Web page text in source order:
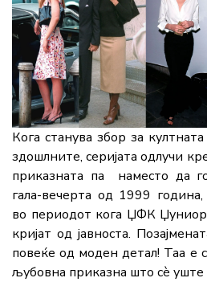
Кога станува збор за
здошлните, серијата одлучи
приказната па наместо да
гала-вечерта од 1999
во периодот кога ЏФК
кријат од јавноста.
повеќе од моден детал! Таа е
љубовна приказна што сè уште